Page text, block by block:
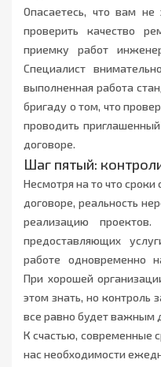
Опасаетесь, что вам не
проверить качество
приемку работ
Специалист
выполненная работа
бригаду о том, что
проводить
договоре.
Шаг пятый:
Несмотря на то что
договоре, реальность
реализацию
предоставляющих
работе одновременно
При хорошей
этом знать, но контроль
все равно будет
К счастью, современные
нас необходимости